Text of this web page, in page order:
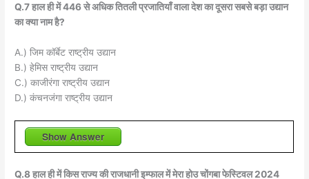
Q.7 हाल ही में 446 से अधिक तितली प्रजातियाँ वाला देश का दूसरा सबसे बड़ा उद्यान
का क्या नाम है?
A.) जिम कॉर्बेट राष्ट्रीय उद्यान
B.) हेमिस राष्ट्रीय उद्यान
C.) काजीरंगा राष्ट्रीय उद्यान
D.) कंचनजंगा राष्ट्रीय उद्यान
Show Answer
Q.8 हाल ही में किस राज्य की राजधानी इम्फाल में मेरा होउ चोंगबा फेस्टिवल 2024